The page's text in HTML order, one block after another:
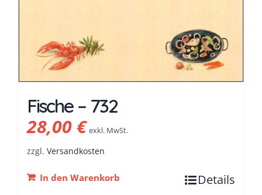
Fische – 732
28,00€ exkl. MwSt.
zzgl. Versandkosten
In den Warenkorb Details